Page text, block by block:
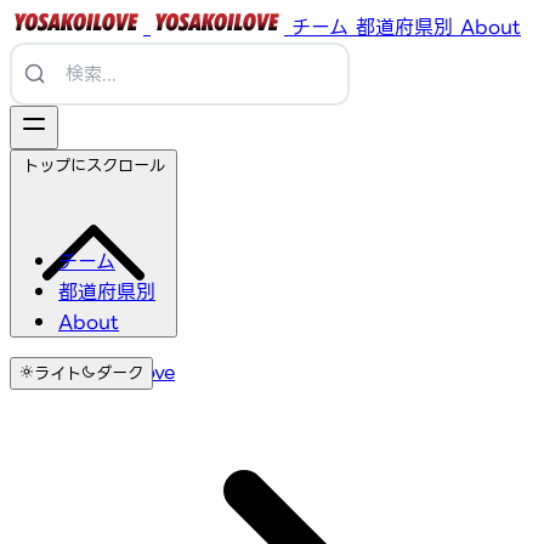
チーム 都道府県別 About
チーム
都道府県別
About
ライト ダーク
トップにスクロール
YosakoiLove